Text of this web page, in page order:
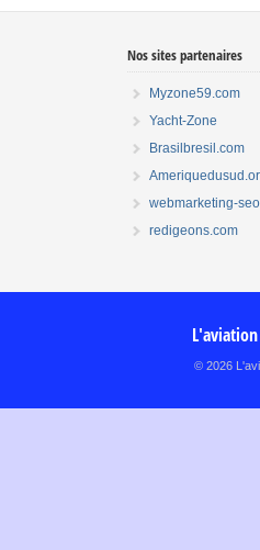
Nos sites partenaires
Myzone59.com
Yacht-Zone
Brasilbresil.com
webmarketing-
redigeons.com
© 2026